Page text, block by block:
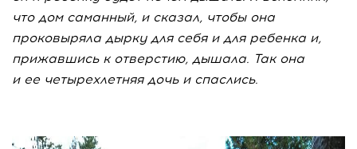
что дом саманный, и сказал, чтобы она
проковыряла дырку для себя и для ребенка и,
прижавшись к отверстию, дышала. Так она
и ее четырехлетняя дочь и спаслись.